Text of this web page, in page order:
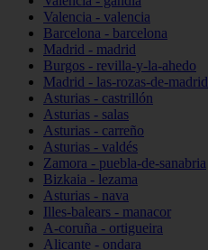
Valencia - valencia
Barcelona - barcelona
Madrid - madrid
Burgos - revilla-y-la-ahedo
Madrid - las-rozas-de-madrid
Asturias - castrillón
Asturias - salas
Asturias - carreño
Asturias - valdés
Zamora - puebla-de-sanabria
Bizkaia - lezama
Asturias - nava
Illes-balears - manacor
A-coruña - ortigueira
Alicante - ondara